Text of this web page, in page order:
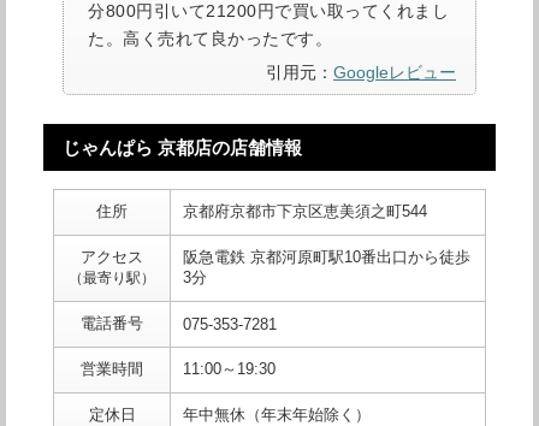
分800円引いて21200円で買い取ってくれまし
た。高く売れて良かったです。
引用元： Googleレビュー
じゃんぱら 京都店の店舗情報
住所 京都府京都市下京区恵美須之町544
アクセス
（最寄り駅）
阪急電鉄 京都河原町駅10番出口から徒歩
3分
電話番号 075-353-7281
営業時間 11:00～19:30
定休日 年中無休（年末年始除く）